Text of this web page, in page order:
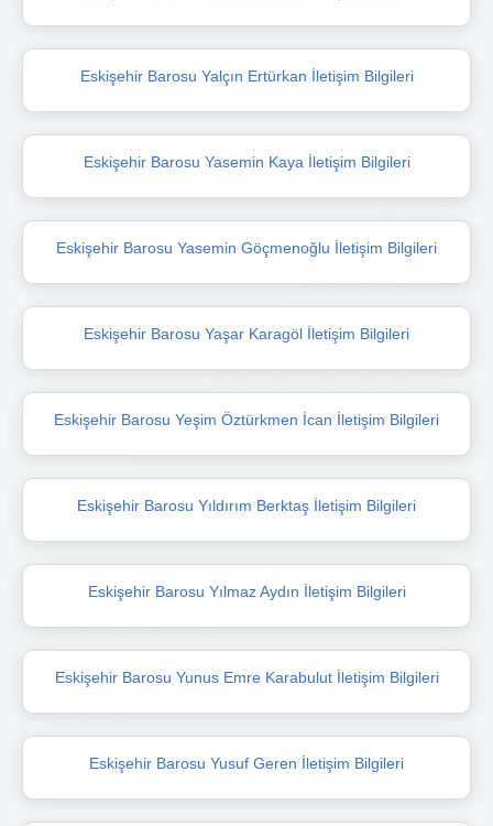
Eskişehir Barosu Yalçın Ertürkan İletişim Bilgileri
Eskişehir Barosu Yasemin Kaya İletişim Bilgileri
Eskişehir Barosu Yasemin Göçmenoğlu İletişim Bilgileri
Eskişehir Barosu Yaşar Karagöl İletişim Bilgileri
Eskişehir Barosu Yeşim Öztürkmen İcan İletişim Bilgileri
Eskişehir Barosu Yıldırım Berktaş İletişim Bilgileri
Eskişehir Barosu Yılmaz Aydın İletişim Bilgileri
Eskişehir Barosu Yunus Emre Karabulut İletişim Bilgileri
Eskişehir Barosu Yusuf Geren İletişim Bilgileri